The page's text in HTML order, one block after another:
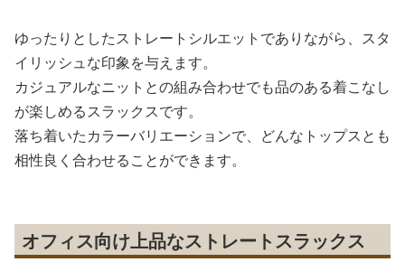
ゆったりとしたストレートシルエットでありながら、スタ
イリッシュな印象を与えます。
カジュアルなニットとの組み合わせでも品のある着こなし
が楽しめるスラックスです。
落ち着いたカラーバリエーションで、どんなトップスとも
相性良く合わせることができます。
オフィス向け上品なストレートスラックス